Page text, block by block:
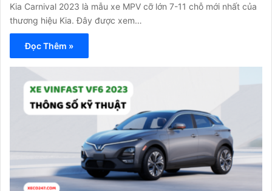
Kia Carnival 2023 là mẫu xe MPV cỡ lớn 7-11 chỗ mới nhất của
thương hiệu Kia. Đây được xem…
Đọc Thêm »